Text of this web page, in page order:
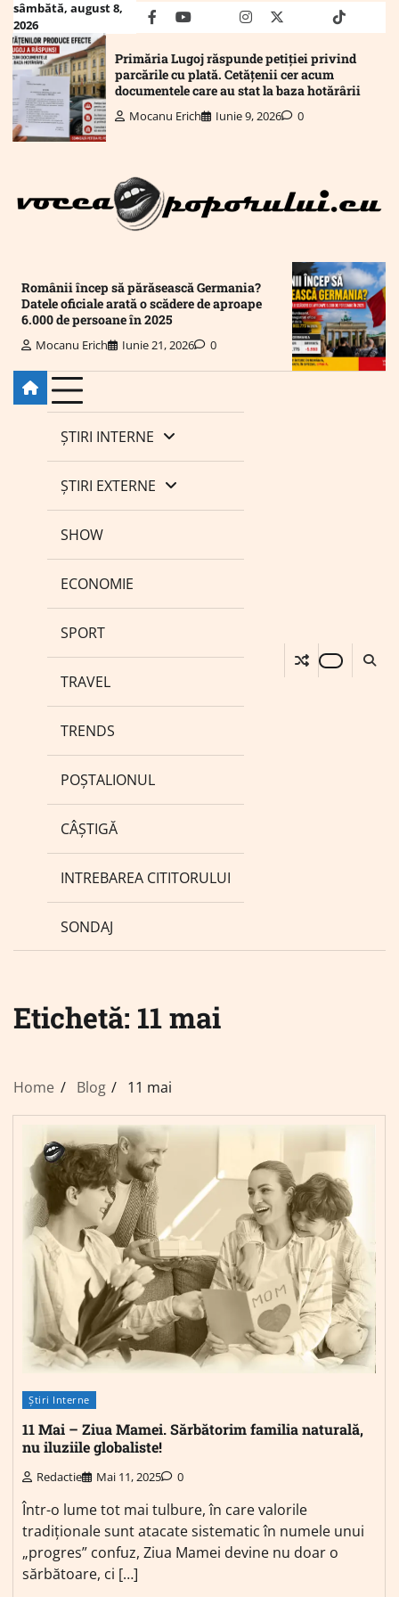
Skip
content
sâmbătă, august 8,
2026
facebookyoutubeMailinstagram
twitter truthtiktok
Primăria Lugoj răspunde petiției privind
parcările cu plată. Cetățenii cer acum
documentele care au stat la baza hotărârii
Mocanu Erich Iunie 9, 2026 0
Românii încep să părăsească Germania?
Datele oficiale arată o scădere de aproape
6.000 de persoane în 2025
Mocanu Erich Iunie 21, 2026 0
ȘTIRI INTERNE
ȘTIRI EXTERNE
SHOW
ECONOMIE
SPORT
TRAVEL
TRENDS
POȘTALIONUL
CÂȘTIGĂ
INTREBAREA CITITORULUI
SONDAJ
Etichetă: 11 mai
Home Blog 11 mai
Știri Interne
11 Mai – Ziua Mamei. Sărbătorim familia naturală,
nu iluziile globaliste!
Redactie Mai 11, 2025 0
Într-o lume tot mai tulbure, în care valorile
tradiționale sunt atacate sistematic în numele unui
„progres” confuz, Ziua Mamei devine nu doar o
sărbătoare, ci […]